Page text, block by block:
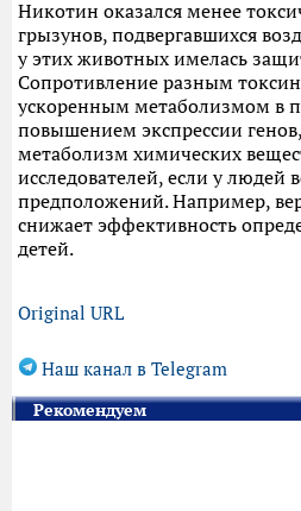
Никотин оказался менее
грызунов, подвергавшихся
у этих животных имелась
Сопротивление разным
ускоренным метаболизмом в
повышением экспрессии
метаболизм химических
исследователей, если у людей
предположений. Например,
снижает эффективность
детей.
Original URL
Наш канал в Telegram
Рекомендуем